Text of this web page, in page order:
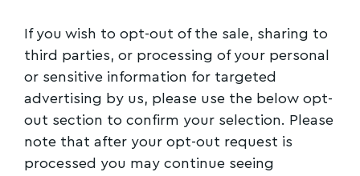
If you wish to opt-out of the sale, sharing to
third parties, or processing of your personal
or sensitive information for targeted
advertising by us, please use the below opt-
out section to confirm your selection. Please
note that after your opt-out request is
processed you may continue seeing
Ακολουθήστε το myvolos.net στο Google News
και μάθετε πρώτοι όλες τις ειδήσεις.
Ακολουθήστε μας στο επίσημο κανάλι του
Myvolos.net στο Youtube